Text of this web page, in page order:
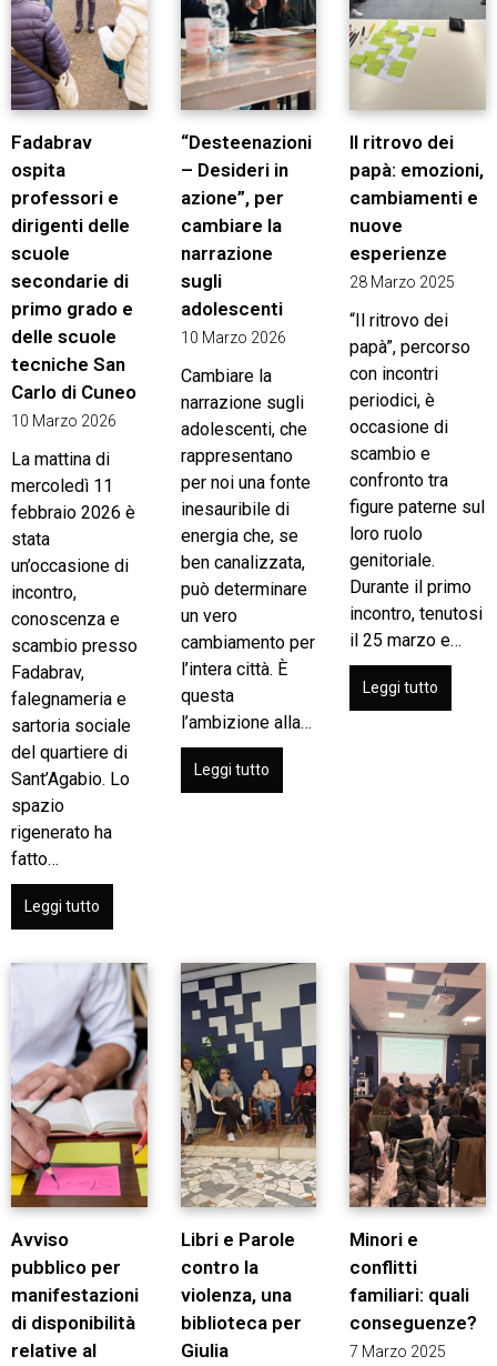
Fadabrav
ospita
professori e
dirigenti delle
scuole
secondarie di
primo grado e
delle scuole
tecniche San
Carlo di Cuneo
10 Marzo 2026
La mattina di
mercoledì 11
febbraio 2026 è
stata
un’occasione di
incontro,
conoscenza e
scambio presso
Fadabrav,
falegnameria e
sartoria sociale
del quartiere di
Sant’Agabio. Lo
spazio
rigenerato ha
fatto…
Leggi tutto
“Desteenazioni
– Desideri in
azione”, per
cambiare la
narrazione
sugli
adolescenti
10 Marzo 2026
Cambiare la
narrazione sugli
adolescenti, che
rappresentano
per noi una fonte
inesauribile di
energia che, se
ben canalizzata,
può determinare
un vero
cambiamento per
l’intera città. È
questa
l’ambizione alla…
Leggi tutto
Il ritrovo dei
papà: emozioni,
cambiamenti e
nuove
esperienze
28 Marzo 2025
“Il ritrovo dei
papà”, percorso
con incontri
periodici, è
occasione di
scambio e
confronto tra
figure paterne sul
loro ruolo
genitoriale.
Durante il primo
incontro, tenutosi
il 25 marzo e…
Leggi tutto
Avviso
pubblico per
manifestazioni
di disponibilità
relative al
Libri e Parole
contro la
violenza, una
biblioteca per
Giulia
Minori e
conflitti
familiari: quali
conseguenze?
7 Marzo 2025